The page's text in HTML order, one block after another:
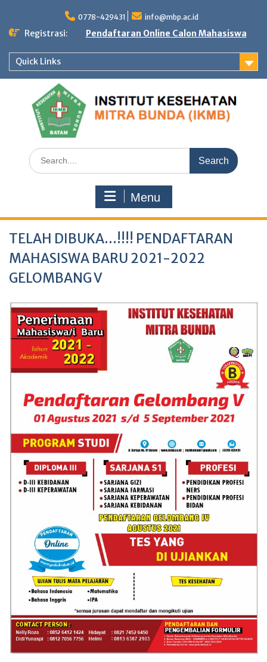
content
0778-429431 info@mbp.ac.id
Registrasi: Pendaftaran Online Calon Mahasiswa
Quick Links
Search
for:
Menu
TELAH DIBUKA…!!!! PENDAFTARAN
MAHASISWA BARU 2021-2022
GELOMBANG V